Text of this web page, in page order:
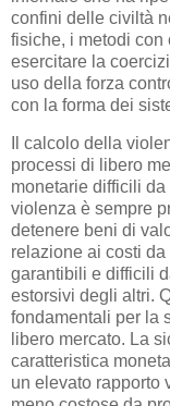
confini delle civiltà
fisiche, i metodi con
esercitare la
uso della forza
con la forma dei
Il calcolo della
processi di libero
monetarie difficili
violenza è sempre
detenere beni di
relazione ai costi
garantibili e difficili
estorsivi degli altri.
fondamentali per la
libero mercato. La
caratteristica
un elevato rapporto